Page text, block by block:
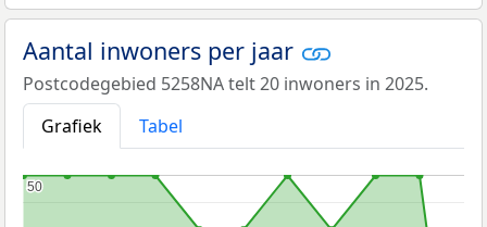
Aantal inwoners per jaar
Postcodegebied 5258NA telt 20 inwoners in 2025.
Grafiek
Tabel
50
50